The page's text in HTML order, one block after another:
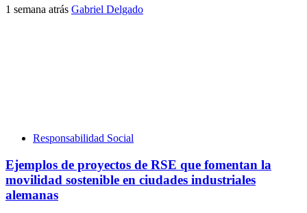
1 semana atrás Gabriel Delgado
Responsabilidad Social
Ejemplos de proyectos de RSE que fomentan la
movilidad sostenible en ciudades industriales
alemanas